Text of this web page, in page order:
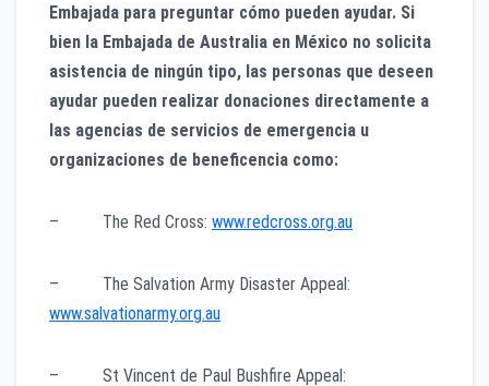
Embajada para preguntar cómo pueden ayudar. Si
bien la Embajada de Australia en México no solicita
asistencia de ningún tipo, las personas que deseen
ayudar pueden realizar donaciones directamente a
las agencias de servicios de emergencia u
organizaciones de beneficencia como:
– The Red Cross: www.redcross.org.au
– The Salvation Army Disaster Appeal:
www.salvationarmy.org.au
– St Vincent de Paul Bushfire Appeal: